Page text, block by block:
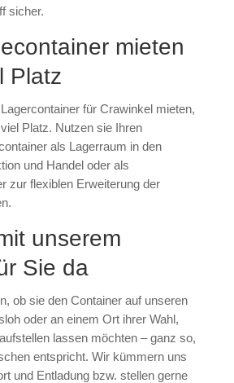
sicher.
mieten
Platz
für Crawinkel mieten,
Platz. Nutzen sie Ihren
als Lagerraum in den
und Handel oder als
zur flexiblen Erweiterung der
unserem
Sie da
ob sie den Container auf unseren
oder an einem Ort ihrer Wahl,
lassen möchten – ganz so,
entspricht. Wir kümmern uns
und Entladung bzw. stellen gerne